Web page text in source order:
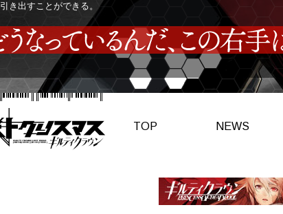
き出すことができる。
TOP NEWS